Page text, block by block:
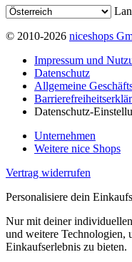
© 2010-2026 niceshops
Impressum und
Datenschutz
Allgemeine
Datenschutz-
Unternehmen
Weitere nice Shops
Vertrag widerrufen
Personalisiere dein
Nur mit deiner
und weitere Technologien,
Einkaufserlebnis zu bieten.